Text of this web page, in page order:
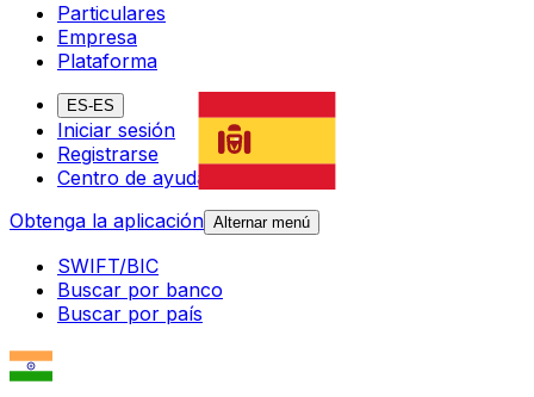
Particulares
Empresa
Plataforma
ES-ES
Iniciar sesión
Registrarse
Centro de ayuda
Obtenga la aplicación Alternar menú
SWIFT/BIC
Buscar por banco
Buscar por país